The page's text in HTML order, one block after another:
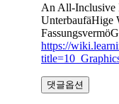
An All-Inclusive
UnterbaufäHige
https://
댓글옵션